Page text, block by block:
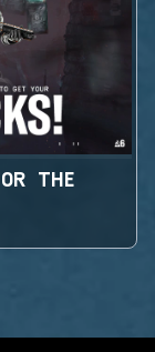
THE